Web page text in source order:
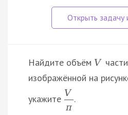
Найдите объём V
изображённой на
укажите
V
π
.